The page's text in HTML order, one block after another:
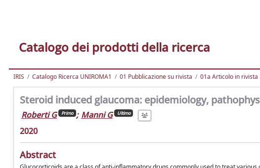
Catalogo dei prodotti della ricerca
IRIS Catalogo Ricerca UNIROMA1 01 Pubblicazione su rivista 01a Articolo in rivista
Steroid induced glaucoma: epidemiology,
Roberti G Primo ; Manni G Ultimo
2020
Abstract